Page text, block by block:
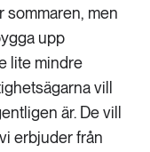
sommaren, men
upp
lite mindre
vill
är. De vill
erbjuder från